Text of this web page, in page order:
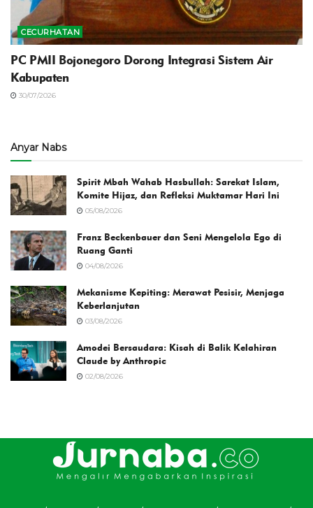
CECURHATAN
PC PMII Bojonegoro Dorong Integrasi Sistem Air
Kabupaten
30/07/2026
Anyar Nabs
Spirit Mbah Wahab Hasbullah: Sarekat Islam,
Komite Hijaz, dan Refleksi Muktamar Hari Ini
05/08/2026
Franz Beckenbauer dan Seni Mengelola Ego di
Ruang Ganti
04/08/2026
Mekanisme Kepiting: Merawat Pesisir, Menjaga
Keberlanjutan
03/08/2026
Amodei Bersaudara: Kisah di Balik Kelahiran
Claude by Anthropic
02/08/2026